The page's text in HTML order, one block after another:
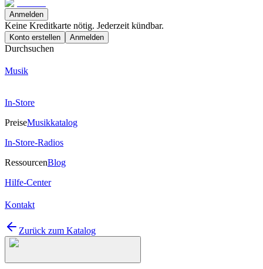
Anmelden
Keine Kreditkarte nötig. Jederzeit kündbar.
Konto erstellen Anmelden
Durchsuchen
Musik
In-Store
PreiseMusikkatalog
In-Store-Radios
RessourcenBlog
Hilfe-Center
Kontakt
Zurück zum Katalog